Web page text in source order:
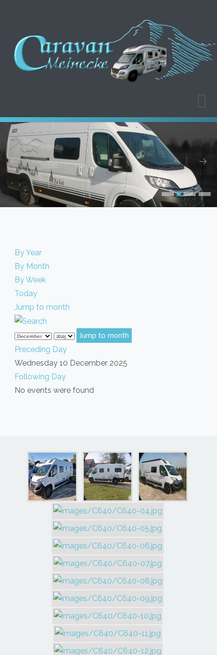
By Year
By Month
By Week
Today
Jump to month
Jump to month
Preceding Day
Wednesday 10 December 2025
Following Day
No events were found